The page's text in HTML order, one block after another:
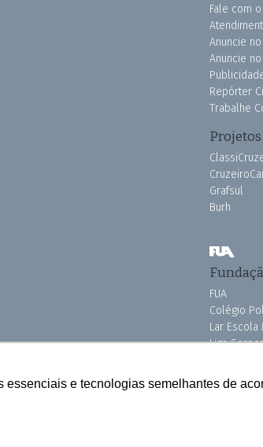
essenciais e tecnologias semelhantes de
Fale com
Anuncie
Anuncie
Repórter
Trabalhe
Projetos
Grafsul
Burh
FUA
Colégio
Lar Escola
Liga
Pink do